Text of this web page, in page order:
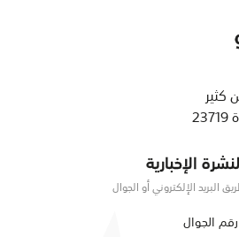
الإخبارية
الإلكتروني أو الجوال
رقم الجوال